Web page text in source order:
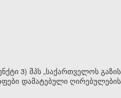
3) შპს „საქართველოს გაზის
დამატებული ღირებულების